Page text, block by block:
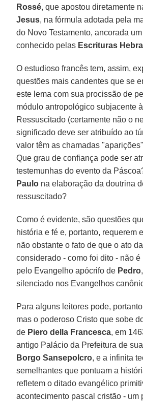
Rossé, que apostou diretamente
Jesus, na fórmula adotada pela
do Novo Testamento, ancorada
conhecido pelas Escrituras
O estudioso francês tem, assim,
questões mais candentes que se
este lema com sua procissão de
módulo antropológico subjacente
Ressuscitado (certamente não o
significado deve ser atribuído ao
valor têm as chamadas
Que grau de confiança pode ser
testemunhas do evento da
Paulo na elaboração da doutrina
ressuscitado?
Como é evidente, são questões
história e fé e, portanto, requerem
não obstante o fato de que o ato
considerado - como foi dito - não
pelo Evangelho apócrifo de Pedro
silenciado nos Evangelhos
Para alguns leitores pode,
mas o poderoso Cristo que sobe
de Piero della Francesca, em
antigo Palácio da Prefeitura de
Borgo Sansepolcro, e a infinita
semelhantes que pontuam a
refletem o ditado evangélico
acontecimento pascal cristão - um